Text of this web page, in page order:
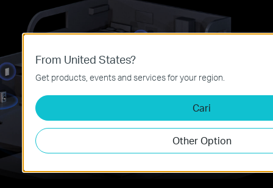
From United States?
Get products, events and services for your region.
Cari
Other Option